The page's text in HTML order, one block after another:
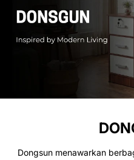
Dongsun menawarkan